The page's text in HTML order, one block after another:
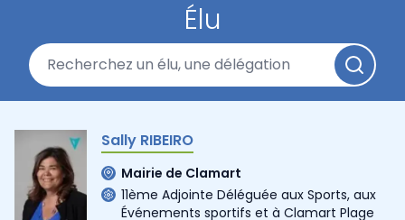
Élu
Sally RIBEIRO
Mairie de Clamart
11ème Adjointe Déléguée aux Sports, aux
Événements sportifs et à Clamart Plage